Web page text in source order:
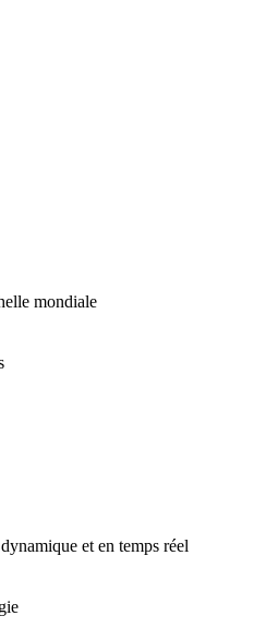
mondiale
et en temps réel